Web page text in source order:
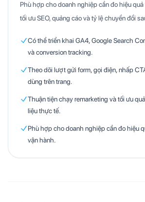
Phù hợp cho doanh nghiệp cần đo hiệu
tối ưu SEO, quảng cáo và tỷ lệ chuyển đổi
Có thể triển khai GA4, Google Search
và conversion tracking.
Theo dõi lượt gửi form, gọi điện, nhấp
dùng trên trang.
Thuận tiện chạy remarketing và tối ưu
liệu thực tế.
Phù hợp cho doanh nghiệp cần đo hiệu
vận hành.